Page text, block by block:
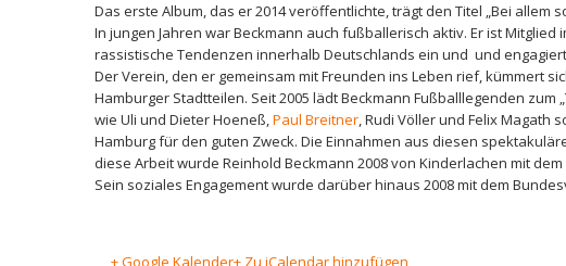
Das erste Album, das er 2014 veröffentlichte, trägt den Titel „Bei allem
In jungen Jahren war Beckmann auch fußballerisch aktiv. Er ist Mitglied
rassistische Tendenzen innerhalb Deutschlands ein und und
Der Verein, den er gemeinsam mit Freunden ins Leben rief, kümmert
Hamburger Stadtteilen. Seit 2005 lädt Beckmann Fußballlegenden
wie Uli und Dieter Hoeneß,Paul Breitner, Rudi Völler und Felix Magath
Hamburg für den guten Zweck. Die Einnahmen aus diesen
diese Arbeit wurde Reinhold Beckmann 2008 von Kinderlachen mit
Sein soziales Engagement wurde darüber hinaus 2008 mit dem
+ Google Kalender+ Zu iCalendar hinzufügen